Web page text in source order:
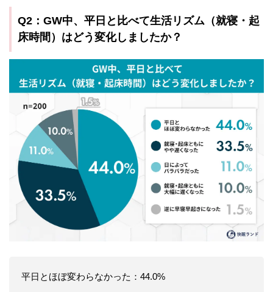
Q2：GW中、平日と比べて生活リズム（就寝・起
床時間）はどう変化しましたか？
平日とほぼ変わらなかった：44.0%